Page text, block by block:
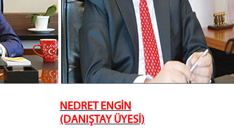
NEDRET ENGİN
(DANIŞTAY ÜYESİ)